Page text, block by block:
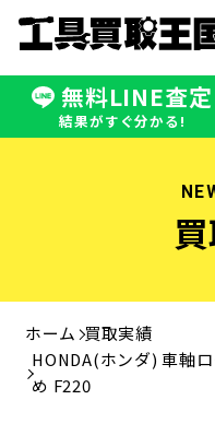
無料LINE査定
結果がすぐ分かる!
無料LINE査定
受付：11:00〜19:00 木曜定休
ホーム 買取実績
HONDA(ホンダ) 車軸
め F220